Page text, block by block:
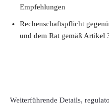
Empfehlungen
Rechenschaftspflicht
und dem Rat gemäß Artikel
Weiterführende Details,